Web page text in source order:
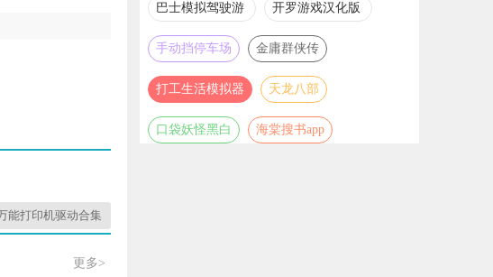
能打印机驱动合集
更多>
巴士模拟驾驶游
戏合集
开罗游戏汉化版
大全
手动挡停车场
金庸群侠传
打工生活模拟器 天龙八部
口袋妖怪黑白 海棠搜书app